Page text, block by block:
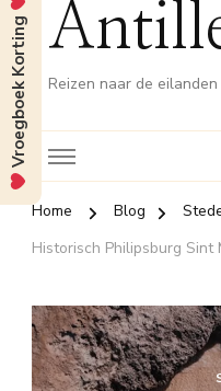
Reizen naar de
Home Blog
Historisch Philipsburg Sint
Vroegboek Korting